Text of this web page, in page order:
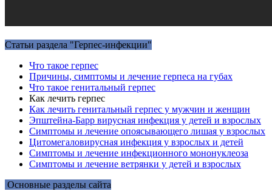
Статьи раздела "Герпес-инфекции"
Что такое герпес
Причины, симптомы и лечение герпеса на губах
Что такое генитальный герпес
Как лечить герпес
Как лечить генитальный герпес у мужчин и женщин
Эпштейна-Барр вирусная инфекция у детей и взрослых
Симптомы и лечение опоясывающего лишая у взрослых
Цитомегаловирусная инфекция у взрослых и детей
Симптомы и лечение инфекционного мононуклеоза
Симптомы и лечение ветрянки у детей и взрослых
Основные разделы сайта